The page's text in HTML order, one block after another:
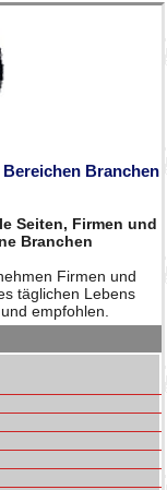
Branchen
Seiten, Firmen und
Branchen
Firmen und
täglichen Lebens
empfohlen.